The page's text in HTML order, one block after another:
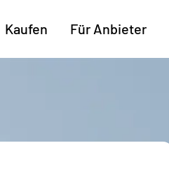
Kaufen
Hamburg Bodensee
Für Anbieter